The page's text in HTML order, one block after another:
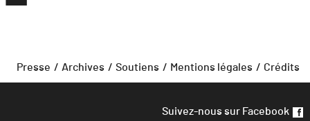
Presse Archives Soutiens Mentions légales Crédits
Suivez-nous sur Facebook